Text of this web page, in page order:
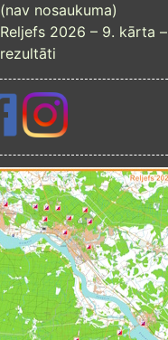
(nav nosaukuma)
Reljefs 2026 – 9. kārta –
rezultāti